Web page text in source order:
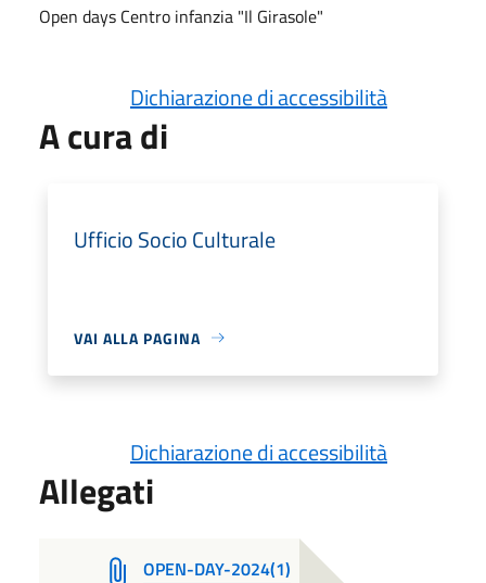
Open days Centro infanzia "Il Girasole"
Dichiarazione di accessibilità
A cura di
Ufficio Socio Culturale
VAI ALLA PAGINA
Dichiarazione di accessibilità
Allegati
OPEN-DAY-2024(1)